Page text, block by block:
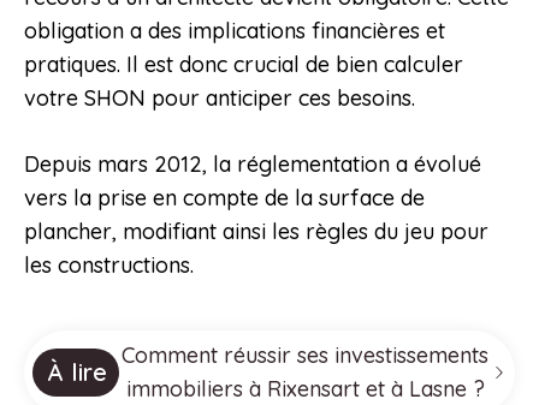
obligation a des implications financières et
pratiques. Il est donc crucial de bien calculer
votre SHON pour anticiper ces besoins.
Depuis mars 2012, la réglementation a évolué
vers la prise en compte de la surface de
plancher, modifiant ainsi les règles du jeu pour
les constructions.
À lire
Comment réussir ses investissements
immobiliers à Rixensart et à Lasne ?